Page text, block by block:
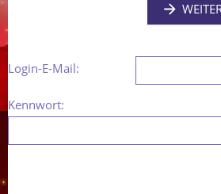
Login-E-Mail:
Kennwort: